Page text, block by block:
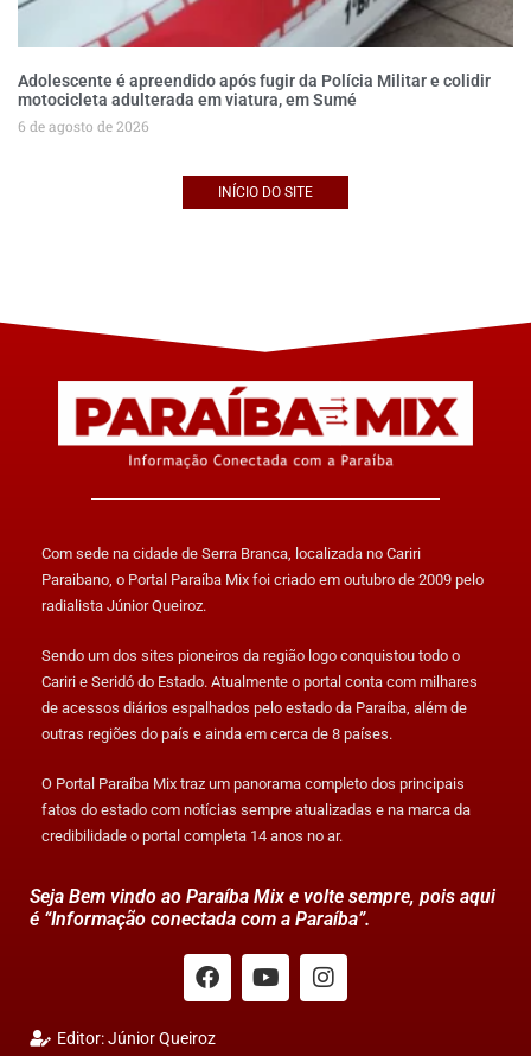
Adolescente é apreendido após fugir da Polícia Militar e colidir
motocicleta adulterada em viatura, em Sumé
6 de agosto de 2026
INÍCIO DO SITE
Com sede na cidade de Serra Branca, localizada no Cariri
Paraibano, o Portal Paraíba Mix foi criado em outubro de 2009 pelo
radialista Júnior Queiroz.
Sendo um dos sites pioneiros da região logo conquistou todo o
Cariri e Seridó do Estado. Atualmente o portal conta com milhares
de acessos diários espalhados pelo estado da Paraíba, além de
outras regiões do país e ainda em cerca de 8 países.
O Portal Paraíba Mix traz um panorama completo dos principais
fatos do estado com notícias sempre atualizadas e na marca da
credibilidade o portal completa 14 anos no ar.
Seja Bem vindo ao Paraíba Mix e volte sempre, pois aqui
é “Informação conectada com a Paraíba”.
Editor: Júnior Queiroz